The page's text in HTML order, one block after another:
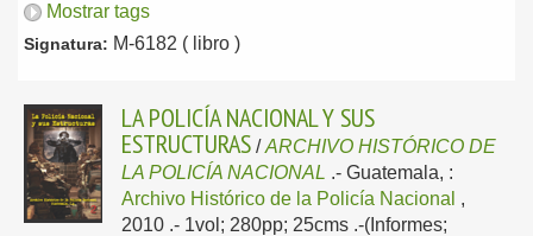
Mostrar tags
Signatura: M-6182 ( libro )
LA POLICÍA NACIONAL Y SUS
ESTRUCTURAS /ARCHIVO HISTÓRICO DE
LA POLICÍA NACIONAL .- Guatemala, :
Archivo Histórico de la Policía Nacional ,
2010 .- 1vol; 280pp; 25cms .-(Informes;